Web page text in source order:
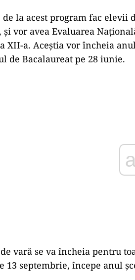
de la acest program fac elevii
și vor avea Evaluarea
XII-a. Aceștia vor încheia
de Bacalaureat pe 28 iunie.
vară se va încheia pentru
13 septembrie, începe anul